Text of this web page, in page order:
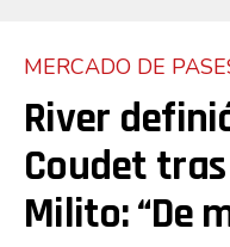
MERCADO DE
River
Coudet
Milito: “De